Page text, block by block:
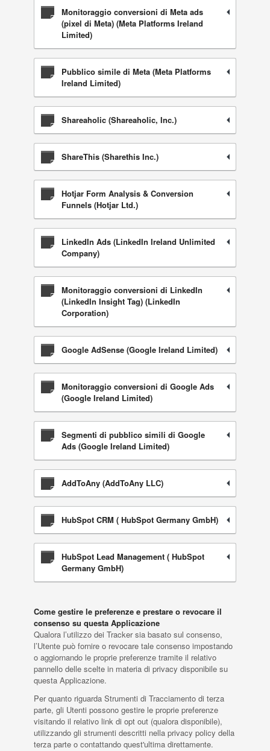
Monitoraggio conversioni di Meta ads
(pixel di Meta) (Meta Platforms Ireland
Limited)
Pubblico simile di Meta (Meta Platforms
Ireland Limited)
Shareaholic (Shareaholic, Inc.)
ShareThis (Sharethis Inc.)
Hotjar Form Analysis & Conversion
Funnels (Hotjar Ltd.)
LinkedIn Ads (LinkedIn Ireland Unlimited
Company)
Monitoraggio conversioni di LinkedIn
(LinkedIn Insight Tag) (LinkedIn
Corporation)
Google AdSense (Google Ireland Limited)
Monitoraggio conversioni di Google Ads
(Google Ireland Limited)
Segmenti di pubblico simili di Google
Ads (Google Ireland Limited)
AddToAny (AddToAny LLC)
HubSpot CRM ( HubSpot Germany GmbH)
HubSpot Lead Management ( HubSpot
Germany GmbH)
Come gestire le preferenze e prestare o revocare il
consenso su questa Applicazione
Qualora l’utilizzo dei Tracker sia basato sul consenso,
l’Utente può fornire o revocare tale consenso impostando
o aggiornando le proprie preferenze tramite il relativo
pannello delle scelte in materia di privacy disponibile su
questa Applicazione.
Per quanto riguarda Strumenti di Tracciamento di terza
parte, gli Utenti possono gestire le proprie preferenze
visitando il relativo link di opt out (qualora disponibile),
utilizzando gli strumenti descritti nella privacy policy della
terza parte o contattando quest'ultima direttamente.